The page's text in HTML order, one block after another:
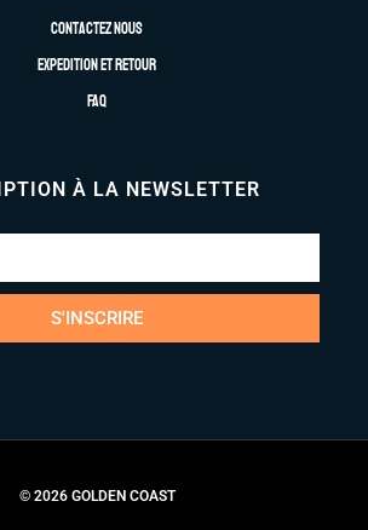
Contactez nous
Expedition et retour
FAQ
À LA NEWSLETTER
S'INSCRIRE
© 2026 GOLDEN COAST